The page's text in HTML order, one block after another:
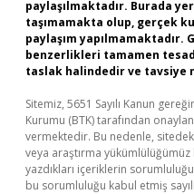
paylaşılmaktadır. Burada
taşımamakta olup, gerçek
paylaşım
benzerlikleri tamamen
taslak halindedir ve tavsiye
Sitemiz, 5651 Sayılı Kanun
Kurumu (BTK) tarafından
vermektedir. Bu nedenle,
veya araştırma
yazdıkları içeriklerin
bu sorumluluğu kabul etmiş